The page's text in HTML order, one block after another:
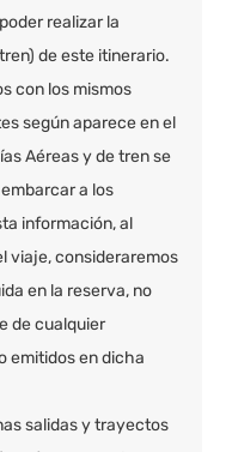
realizar la
de este itinerario.
con los mismos
según aparece en el
Aéreas y de tren se
a los
información, al
viaje, consideraremos
en la reserva, no
de cualquier
emitidos en dicha
salidas y trayectos